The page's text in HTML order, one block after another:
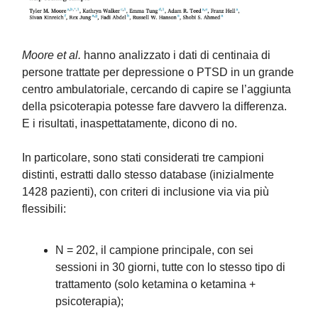
Moore et al. hanno analizzato i dati di centinaia di
persone trattate per depressione o PTSD in un grande
centro ambulatoriale, cercando di capire se l’aggiunta
della psicoterapia potesse fare davvero la differenza.
E i risultati, inaspettatamente, dicono di no.
In particolare, sono stati considerati tre campioni
distinti, estratti dallo stesso database (inizialmente
1428 pazienti), con criteri di inclusione via via più
flessibili:
N = 202, il campione principale, con sei
sessioni in 30 giorni, tutte con lo stesso tipo di
trattamento (solo ketamina o ketamina +
psicoterapia);